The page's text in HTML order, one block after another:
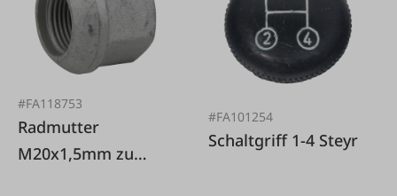
#FA118753
Radmutter
M20x1,5mm zu
#FA101254
Schaltgriff 1-4 Steyr